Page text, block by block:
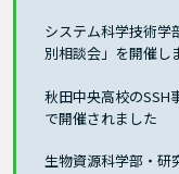
システム科学技術学
別相談会」を開催し
秋田中央高校のSSH
で開催されました
生物資源科学部・研